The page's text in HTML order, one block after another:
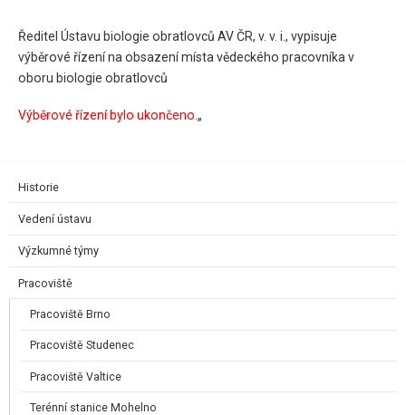
Ředitel Ústavu biologie obratlovců AV ČR, v. v. i., vypisuje
výběrové řízení na obsazení místa vědeckého pracovníka v
oboru biologie obratlovců
Výběrové řízení bylo ukončeno. „
Historie
Vedení ústavu
Výzkumné týmy
Pracoviště
Pracoviště Brno
Pracoviště Studenec
Pracoviště Valtice
Terénní stanice Mohelno